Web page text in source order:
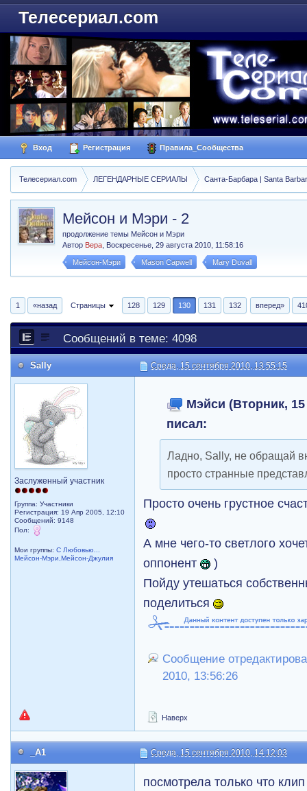
Телесериал.com
Вход Регистрация Правила_Сообщества
Телесериал.com ЛЕГЕНДАРНЫЕ СЕРИАЛЫ Санта-Барбара | Santa
Мейсон и Мэри - 2
продолжение темы Мейсон и Мэри
Автор Вера Воскресенье, 29 августа 2010, 11:58:16
Мейсон-Мэри Mason Capwell Mary Duvall
1 «назад Страницы 128 129 130 131 132 вперед»
Сообщений в теме: 4098
Sally Среда, 15 сентября 2010, 13:55:15
Заслуженный участник
Группа: Участники
Регистрация: 19 Апр 2005, 12:10
Сообщений: 9148
Пол:
Мои группы:С Любовью...
Мейсон-Мэри,Мейсон-Джулия
Мэйси (Вторник,
писал:
Ладно, Sally, не обращай
просто странные
Просто очень грустное
А мне чего-то светлого
оппонент
)
Пойду утешаться
поделиться
Сообщение
2010, 13:56:26
Наверх
_A1 Среда, 15 сентября 2010, 14:12:03
посмотрела только что